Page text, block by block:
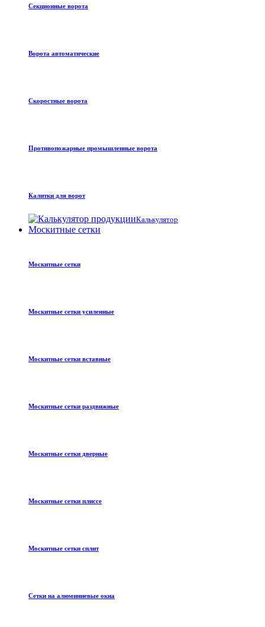
Секционные ворота
Ворота автоматические
Скоростные ворота
Противопожарные промышленные ворота
Калитки для ворот
Калькулятор
Москитные сетки
Москитные сетки
Москитные сетки усиленные
Москитные сетки вставные
Москитные сетки раздвижные
Москитные сетки дверные
Москитные сетки плиссе
Москитные сетки сплит
Сетки на алюминиевые окна